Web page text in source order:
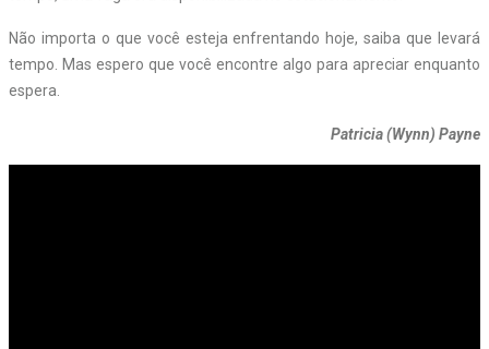
Não importa o que você esteja enfrentando hoje, saiba que levará
tempo. Mas espero que você encontre algo para apreciar enquanto
espera.
Patricia (Wynn) Payne